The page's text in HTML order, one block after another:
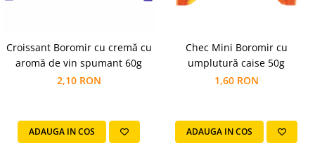
Croissant Boromir cu cremă cu
aromă de vin spumant 60g
2,10 RON
ADAUGA IN COS
Chec Mini Boromir cu
umplutură caise 50g
1,60 RON
ADAUGA IN COS